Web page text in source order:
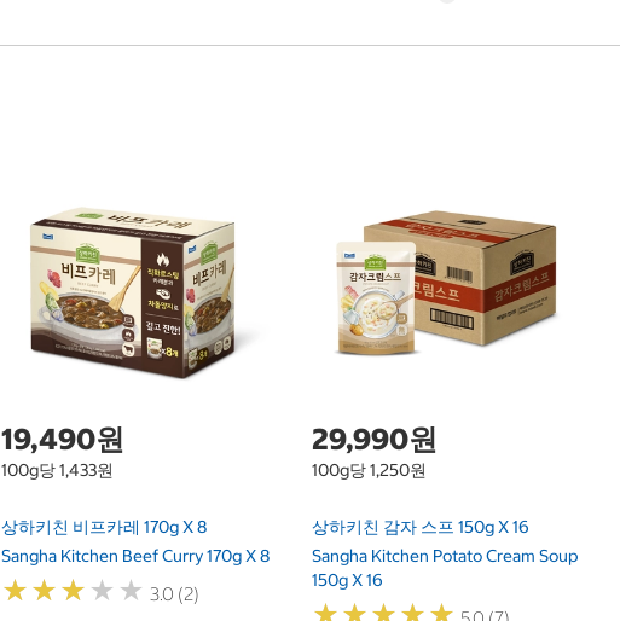
19,490원
100g당 1,433원
상하키친 비프카레 170g X 8
Sangha Kitchen Beef Curry 170g X 8
★★★ ★ ★
★★★ ★ ★ 3.0 (2)
29,990원
100g당 1,250원
상하키친 감자 스프 150g X 16
Sangha Kitchen Potato Cream Soup
150g X 16